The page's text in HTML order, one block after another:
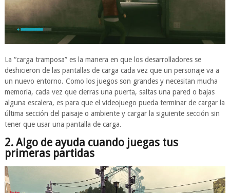
La “carga tramposa” es la manera en que los desarrolladores se
deshicieron de las pantallas de carga cada vez que un personaje va a
un nuevo entorno. Como los juegos son grandes y necesitan mucha
memoria, cada vez que cierras una puerta, saltas una pared o bajas
alguna escalera, es para que el videojuego pueda terminar de cargar la
última sección del paisaje o ambiente y cargar la siguiente sección sin
tener que usar una pantalla de carga.
2. Algo de ayuda cuando juegas tus
primeras partidas